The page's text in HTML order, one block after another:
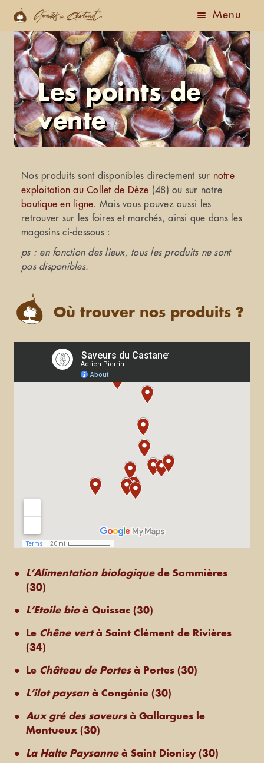
Menu
Accueil
Boutique
Actualités
A Propos
Ouvrir
le
enfant
Nous Contacter
Les points de
vente
Nos produits sont disponibles directement sur notre
exploitation au Collet de Dèze (48) ou sur notre
boutique en ligne. Mais vous pouvez aussi les
retrouver sur les foires et marchés, ainsi que dans les
magasins ci-dessous :
ps : en fonction des lieux, tous les produits ne sont
pas disponibles.
Où trouver nos produits ?
L’Alimentation biologiquede Sommières
(30)
L’Etoile bioà Quissac (30)
Le Chêne vertà Saint Clément de Rivières
(34)
Le Château de Portesà Portes (30)
L’ilot paysan à Congénie (30)
Aux gré des saveursà Gallargues le
Montueux (30)
La Halte Paysanneà Saint Dionisy (30)